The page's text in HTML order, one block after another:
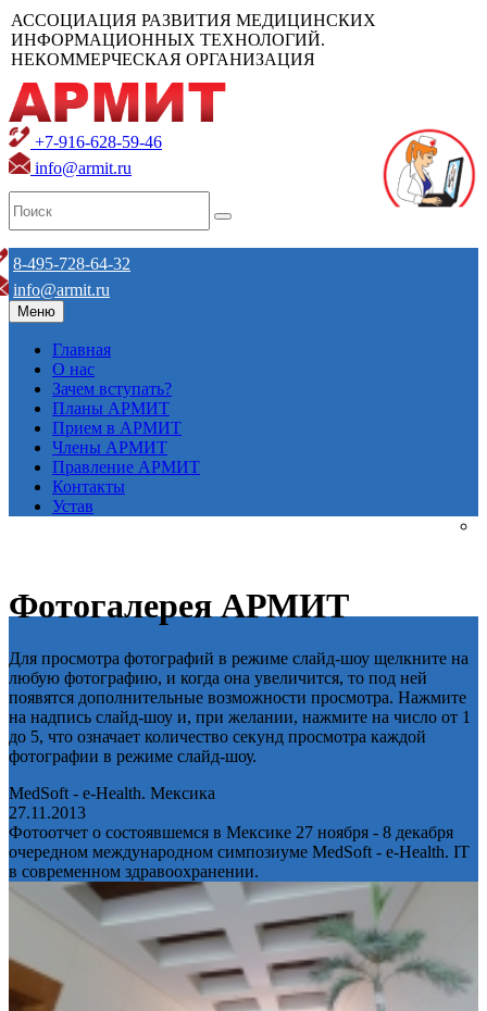
АССОЦИАЦИЯ РАЗВИТИЯ МЕДИЦИНСКИХ
ИНФОРМАЦИОННЫХ ТЕХНОЛОГИЙ.
НЕКОММЕРЧЕСКАЯ ОРГАНИЗАЦИЯ
+7-916-628-59-46
info@armit.ru
8-495-728-64-32
info@armit.ru
Меню
Главная
О нас
Зачем вступать?
Планы АРМИТ
Прием в АРМИТ
Члены АРМИТ
Правление АРМИТ
Контакты
Устав
Фотогалерея АРМИТ
Для просмотра фотографий в режиме слайд-шоу щелкните на
любую фотографию, и когда она увеличится, то под ней
появятся дополнительные возможности просмотра. Нажмите
на надпись слайд-шоу и, при желании, нажмите на число от 1
до 5, что означает количество секунд просмотра каждой
фотографии в режиме слайд-шоу.
MedSoft - e-Health. Мексика
27.11.2013
Фотоотчет о состоявшемся в Мексике 27 ноября - 8 декабря
очередном международном симпозиуме MedSoft - e-Health. IT
в современном здравоохранении.